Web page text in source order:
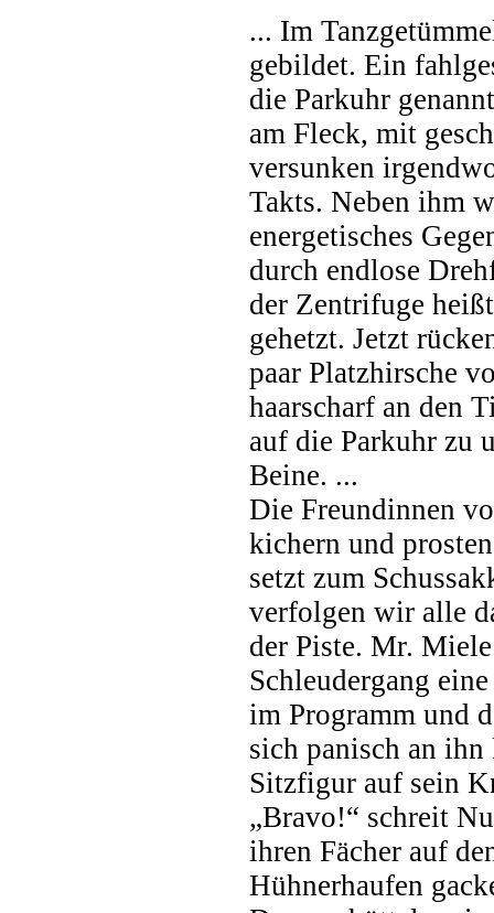
... Im
gebildet. Ein
die Parkuhr
am Fleck, mit
versunken
Takts. Neben ihm
energetisches
durch endlose
der Zentrifuge
gehetzt. Jetzt
paar Platzhirsche
haarscharf an den
auf die Parkuhr zu
Beine. ...
Die Freundinnen
kichern und
setzt zum
verfolgen wir alle
der Piste. Mr.
Schleudergang
im Programm und
sich panisch an
Sitzfigur auf sein
„Bravo!“ schreit
ihren Fächer auf
Hühnerhaufen